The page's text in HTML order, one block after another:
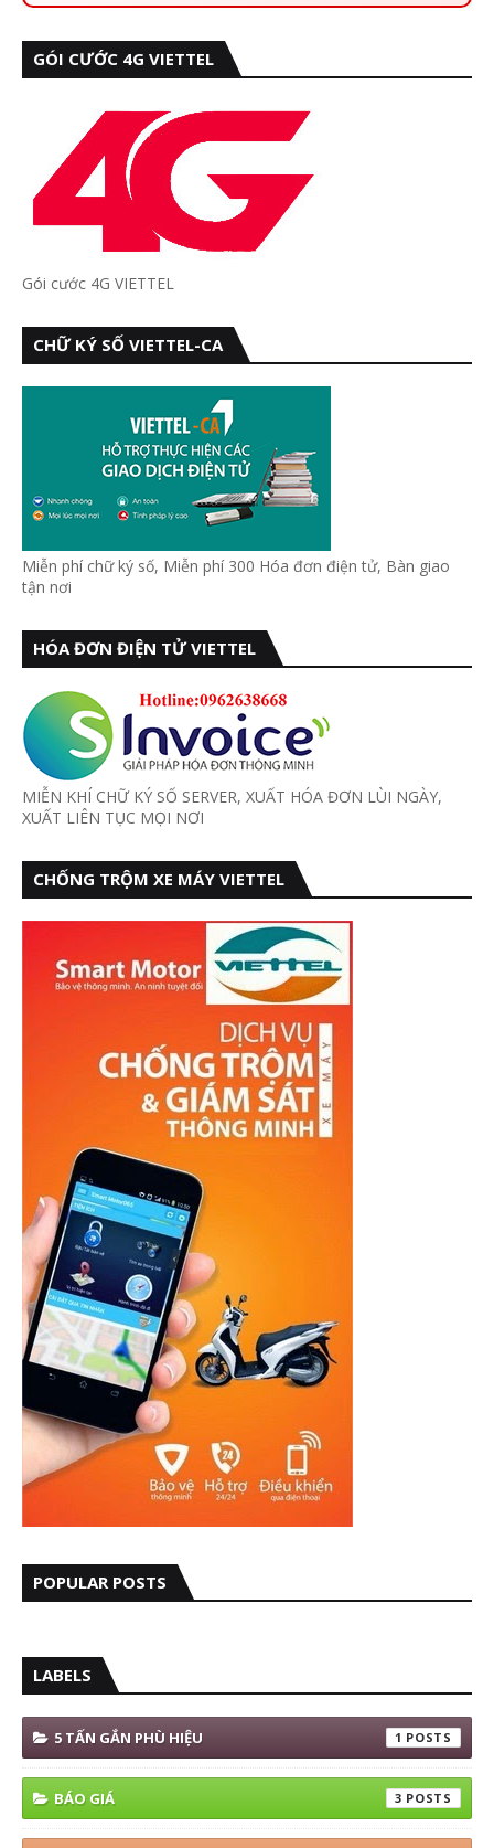
GÓI CƯỚC 4G VIETTEL
Gói cước 4G VIETTEL
CHỮ KÝ SỐ VIETTEL-CA
Miễn phí chữ ký số, Miễn phí 300 Hóa đơn điện tử, Bàn giao
tận nơi
HÓA ĐƠN ĐIỆN TỬ VIETTEL
MIỄN KHÍ CHỮ KÝ SỐ SERVER, XUẤT HÓA ĐƠN LÙI NGÀY,
XUẤT LIÊN TỤC MỌI NƠI
CHỐNG TRỘM XE MÁY VIETTEL
POPULAR POSTS
LABELS
5 TẤN GẮN PHÙ HIỆU 1
BÁO GIÁ 3